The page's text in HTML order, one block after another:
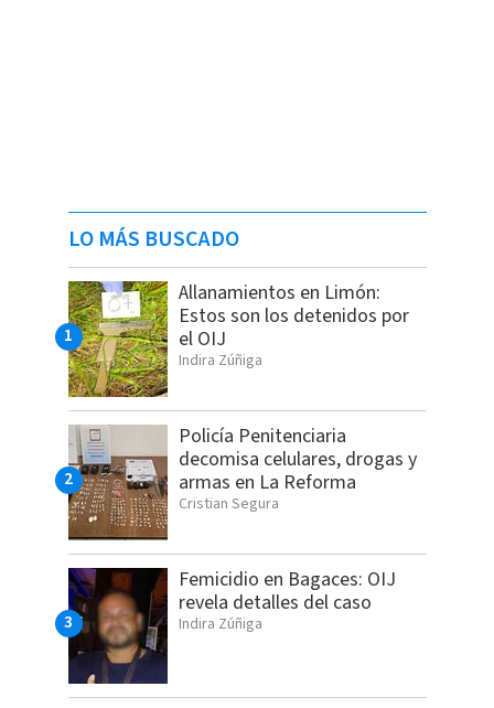
LO MÁS BUSCADO
Allanamientos en Limón:
Estos son los detenidos por
el OIJ
Indira Zúñiga
Policía Penitenciaria
decomisa celulares, drogas y
armas en La Reforma
Cristian Segura
Femicidio en Bagaces: OIJ
revela detalles del caso
Indira Zúñiga